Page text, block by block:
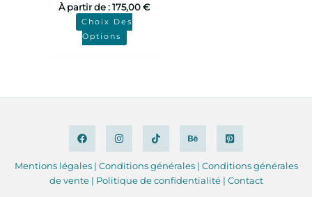
À partir de :175,00€
Choix Des
Options
Mentions légales | Conditionsgénérales | Conditions générales
de vente | Politique de confidentialité | Contact